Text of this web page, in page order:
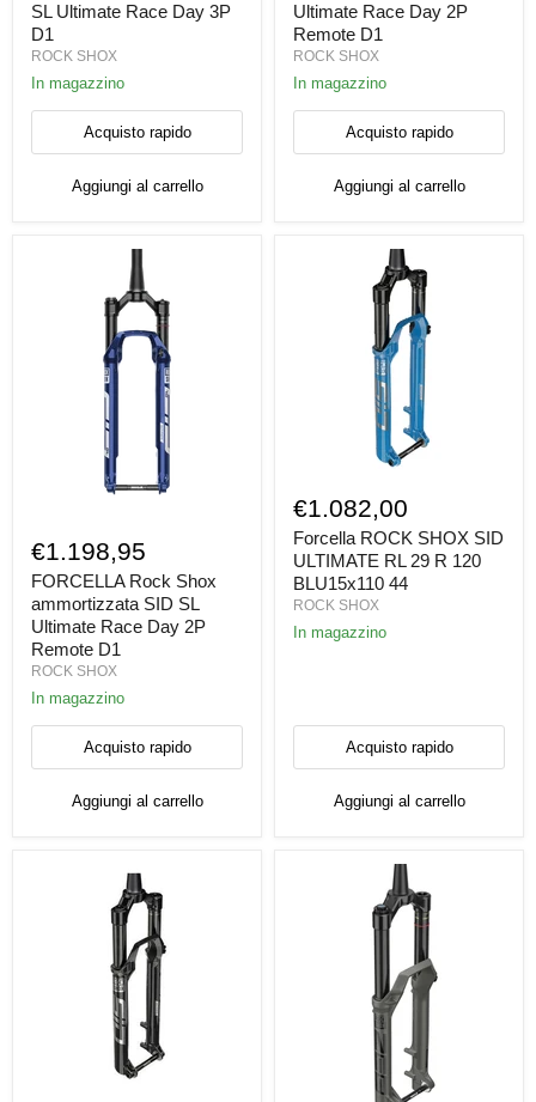
SL
Ultimate
Race
Day
D1
SL Ultimate Race Day 3P
D1
ROCK SHOX
In magazzino
Acquisto rapido
Aggiungi al carrello
Ultimate
Race
Day
2P
Remote
D1
Ultimate Race Day 2P
Remote D1
ROCK SHOX
In magazzino
Acquisto rapido
Aggiungi al carrello
Rock
Shox
ammortizzata
SID
SL
Ultimate
Race
Day
2P
Remote
D1
€1.198,95
FORCELLA Rock Shox
ammortizzata SID SL
Ultimate Race Day 2P
Remote D1
ROCK SHOX
In magazzino
Acquisto rapido
Aggiungi al carrello
ROCK
SHOX
SID
ULTIMATE
RL
29
R
120
€1.082,00
Forcella ROCK SHOX SID
ULTIMATE RL 29 R 120
BLU15x110 44
ROCK SHOX
In magazzino
Acquisto rapido
Aggiungi al carrello